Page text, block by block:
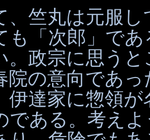
竺丸は元服し
も「次郎」で
。政宗に思う
院の意向であ
伊達家に惣領
である。考え